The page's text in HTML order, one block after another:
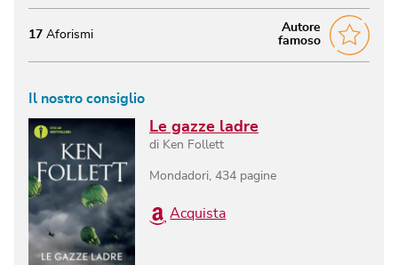
Autore
famoso
17 Aforismi
Il nostro consiglio
Le gazze ladre
di Ken Follett
Mondadori 434 pagine
Acquista